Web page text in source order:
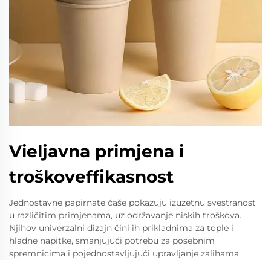
Vieljavna primjena i
troškoveffikasnost
Jednostavne papirnate čaše pokazuju izuzetnu svestranost
u različitim primjenama, uz održavanje niskih troškova.
Njihov univerzalni dizajn čini ih prikladnima za tople i
hladne napitke, smanjujući potrebu za posebnim
spremnicima i pojednostavljujući upravljanje zalihama.